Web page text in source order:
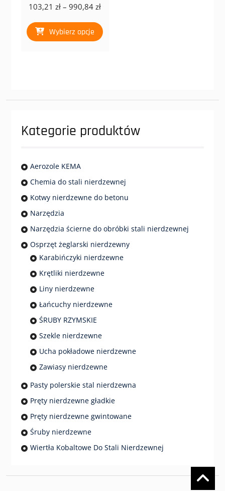
103,21zł – 990,84złZakres
od
103,21 zł
Wybierz opcje
produkt
produktu
Kategorie produktów
Aerozole KEMA
Chemia do stali nierdzewnej
Kotwy nierdzewne do betonu
Narzędzia
Narzędzia ścierne do obróbki stali nierdzewnej
Osprzęt żeglarski nierdzewny
Karabińczyki nierdzewne
Krętliki nierdzewne
Liny nierdzewne
Łańcuchy nierdzewne
ŚRUBY RZYMSKIE
Szekle nierdzewne
Ucha pokładowe nierdzewne
Zawiasy nierdzewne
Pasty polerskie stal nierdzewna
Pręty nierdzewne gładkie
Pręty nierdzewne gwintowane
Śruby nierdzewne
Wiertła Kobaltowe Do Stali Nierdzewnej